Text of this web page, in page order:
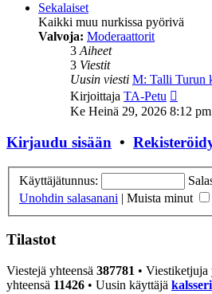
Sekalaiset
Kaikki muu nurkissa pyörivä
Valvoja: Moderaattorit
3Aiheet
3 Viestit
Uusin viesti M: Talli Turun
Kirjoittaja TA-Petu
uusin
viesti
Ke Heinä 29, 2026 8:12 pm
Kirjaudu sisään •
Käyttäjätunnus:
Unohdin salasanani | Muista minut
Tilastot
Viestejä yhteensä 387781 • Viestiketjuja
yhteensä 11426 • Uusin käyttäjä kalsseri